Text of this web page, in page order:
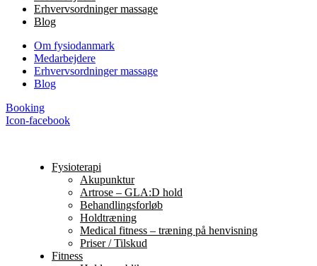
Erhvervsordninger massage
Blog
Om fysiodanmark
Medarbejdere
Erhvervsordninger massage
Blog
Booking
Icon-facebook
Fysioterapi
Akupunktur
Artrose – GLA:D hold
Behandlingsforløb
Holdtræning
Medical fitness – træning på henvisning
Priser / Tilskud
Fitness